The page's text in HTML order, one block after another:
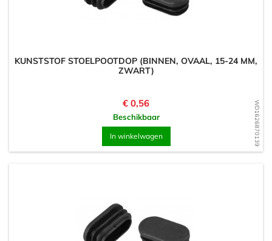
WD1626870139
KUNSTSTOF STOELPOOTDOP (BINNEN, OVAAL, 15-24 MM,
ZWART)
Prijs
€ 0,56
Beschikbaar
In winkelwagen